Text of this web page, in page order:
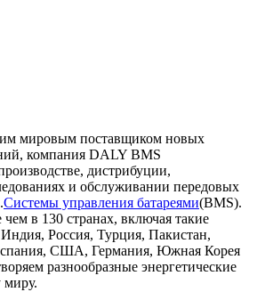
мировым поставщиком новых
компания DALY BMS
дистрибуции,
и обслуживании передовых
Системы управления батареями(BMS).
чем в 130 странах, включая такие
Россия, Турция, Пакистан,
США, Германия, Южная Корея
разнообразные энергетические
миру.